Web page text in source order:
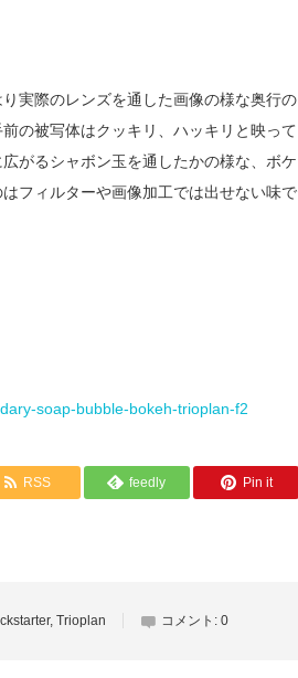
実際のレンズを通した画像の様な奥行の
の被写体はクッキリ、ハッキリと映って
がるシャボン玉を通したかの様な、ボケ
フィルターや画像加工では出せない味で
soap-bubble-bokeh-trioplan-f2
RSS feedly Pin it
, Trioplan コメント: 0